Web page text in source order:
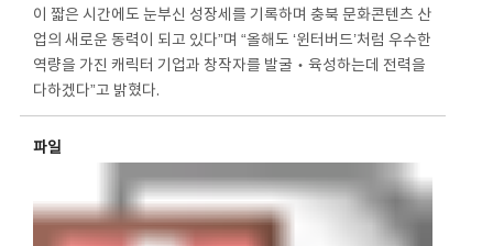
이 짧은 시간에도 눈부신 성장세를 기록하며 충북 문화콘텐츠 산
업의 새로운 동력이 되고 있다”며 “올해도 ‘윈터버드’처럼 우수한
역량을 가진 캐릭터 기업과 창작자를 발굴‧육성하는데 전력을
다하겠다”고 밝혔다.
파일